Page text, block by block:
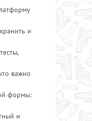
и
важно
формы:
и